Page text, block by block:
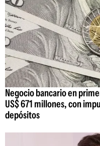
Negocio bancario en
US$ 671 millones, con
depósitos